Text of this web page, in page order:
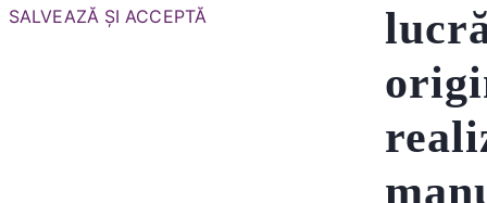
SALVEAZĂ ȘI ACCEPTĂ